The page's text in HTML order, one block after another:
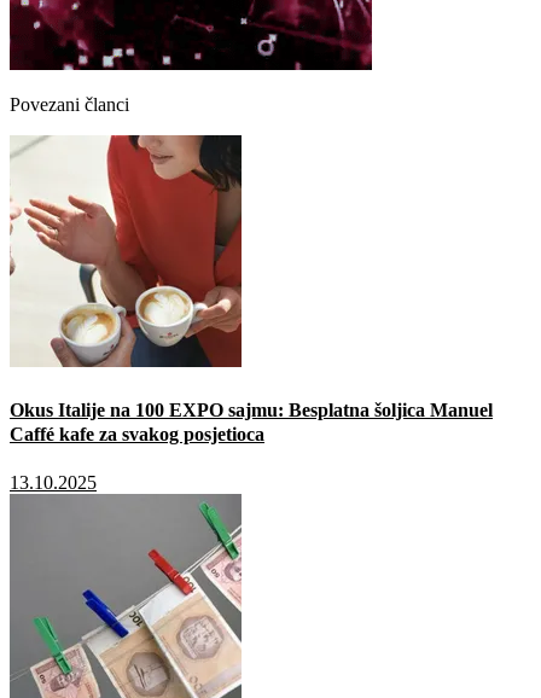
Povezani članci
Okus Italije na 100 EXPO sajmu: Besplatna šoljica Manuel
Caffé kafe za svakog posjetioca
13.10.2025